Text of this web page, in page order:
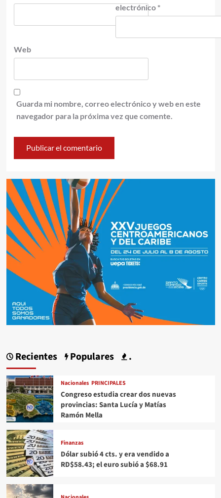
electrónico *
Web
Guarda mi nombre, correo electrónico y web en este
navegador para la próxima vez que comente.
Recientes Populares .
Nacionales PRINCIPALES
Congreso estudia crear dos nuevas
provincias: Santa Lucía y Matías
Ramón Mella
Finanzas
Dólar subió 4 cts. y era vendido a
RD$58.43; el euro subió a $68.91